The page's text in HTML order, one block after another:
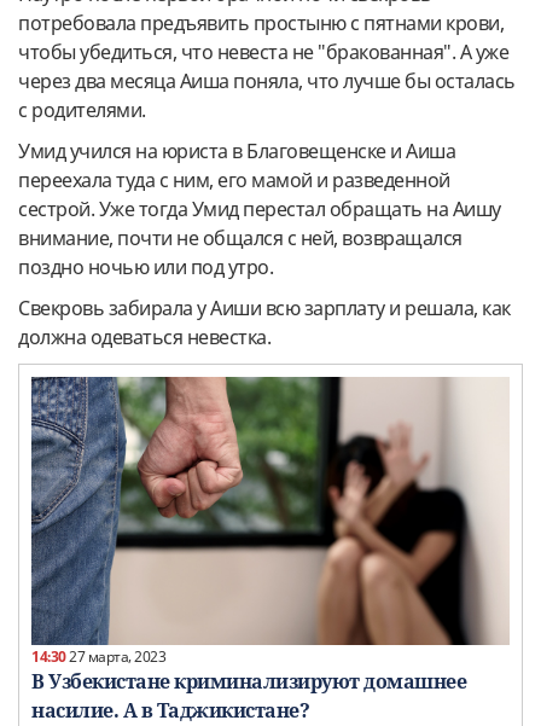
потребовала предъявить простыню с пятнами крови,
чтобы убедиться, что невеста не "бракованная". А уже
через два месяца Аиша поняла, что лучше бы осталась
с родителями.
Умид учился на юриста в Благовещенске и Аиша
переехала туда с ним, его мамой и разведенной
сестрой. Уже тогда Умид перестал обращать на Аишу
внимание, почти не общался с ней, возвращался
поздно ночью или под утро.
Свекровь забирала у Аиши всю зарплату и решала, как
должна одеваться невестка.
14:3027 марта, 2023
В Узбекистане криминализируют домашнее
насилие. А в Таджикистане?